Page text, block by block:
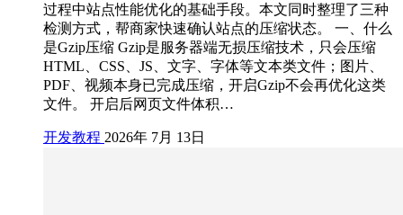
过程中站点性能优化的基础手段。本文同时整理了三种
检测方式，帮商家快速确认站点的压缩状态。 一、什么
是Gzip压缩 Gzip是服务器端无损压缩技术，只会压缩
HTML、CSS、JS、文字、字体等文本类文件；图片、
PDF、视频本身已完成压缩，开启Gzip不会再优化这类
文件。 开启后网页文件体积…
开发教程 2026年 7月 13日